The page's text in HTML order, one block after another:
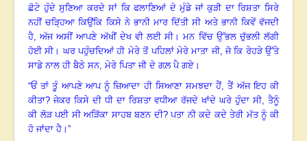
ਛੋਟੇ ਹੁੰਦੇ ਸੁਣਿਆ ਕਰਦੇ ਸਾਂ ਕਿ ਫਲਾਣਿਆਂ ਦੇ ਮੁੰਡੇ ਜਾਂ ਕੁੜੀ ਦਾ ਰਿਸ਼ਤਾ ਸਿਰੇ
ਨਹੀਂ ਚੜ੍ਹਿਆ ਕਿਉਂਕਿ ਕਿਸੇ ਨੇ ਭਾਨੀ ਮਾਰ ਦਿੱਤੀ ਸੀ ਅਤੇ ਭਾਨੀ ਕਿਵੇਂ ਵੱਜਦੀ
ਹੈ, ਅੱਜ ਅਸੀਂ ਆਪਣੇ ਅੱਖੀਂ ਦੇਖ ਵੀ ਲਈ ਸੀ।ਮਨ ਵਿੱਚ ਉੱਭਲ ਚੁੱਭਲੀ ਲੱਗੀ
ਹੋਈ ਸੀ। ਘਰ ਪਹੁੰਚਦਿਆਂ ਹੀ ਮੇਰੇ ਤੋਂ ਪਹਿਲਾਂ ਮੇਰੇ ਮਾਤਾ ਜੀ, ਜੋ ਕਿ ਰੇਹੜੇ ਉੱਤੇ
ਸਾਡੇ ਨਾਲ ਹੀ ਬੈਠੇ ਸਨ, ਮੇਰੇ ਪਿਤਾ ਜੀ ਦੇ ਗਲ਼ ਪੈ ਗਏ ।
“ਓਂ ਤਾਂ ਤੂੰ ਆਪਣੇ ਆਪ ਨੂੰ ਜ਼ਿਆਦਾ ਹੀ ਸਿਆਣਾ ਸਮਝਦਾ ਹੈਂ, ਤੈਂ ਅੱਜ ਇਹ ਕੀ
ਕੀਤਾ? ਜੇਕਰ ਕਿਸੇ ਦੀ ਧੀ ਦਾ ਰਿਸ਼ਤਾ ਵਧੀਆ ਰੱਜਦੇ ਖਾਂਦੇ ਘਰੇ ਹੁੰਦਾ ਸੀ, ਤੈਨੂੰ
ਕੀ ਲੋੜ ਪਈ ਸੀ ਅੜਿੱਕਾ ਸਾਹਬ ਬਣਨ ਦੀ? ਪਤਾ ਨੀ ਕਦੇ ਕਦੇ ਤੇਰੀ ਮੱਤ ਨੂੰ ਕੀ
ਹੋ ਜਾਂਦਾ ਹੈ । ”